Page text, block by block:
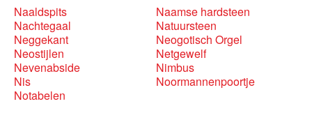
Naaldspits
Naamse hardsteen
Nachtegaal
Natuursteen
Neggekant
Neogotisch Orgel
Neostijlen
Netgewelf
Nevenabside
Nimbus
Nis
Noormannenpoortje
Notabelen